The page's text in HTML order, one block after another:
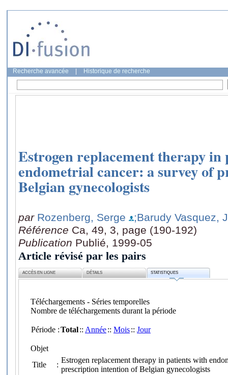
Recherche avancée Historique de recherche
Estrogen replacement therapy
endometrial cancer: a survey of
Belgian gynecologists
par Rozenberg, Serge
;Barudy Vasquez,
Référence Ca, 49, 3, page (190-192)
Publication Publié, 1999-05
Article révisé par les pairs
ACCÈS EN LIGNE DÉTAILS STATISTIQUES